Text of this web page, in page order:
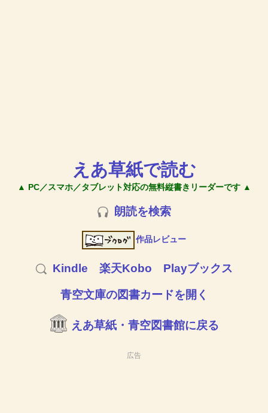
えあ草紙で読む
▲ PC／スマホ／タブレット対応の無料縦書きリーダーです ▲
朗読を検索
作品レビュー
Kindle 楽天Kobo Playブックス
青空文庫の図書カードを開く
えあ草紙・青空図書館に戻る
広告